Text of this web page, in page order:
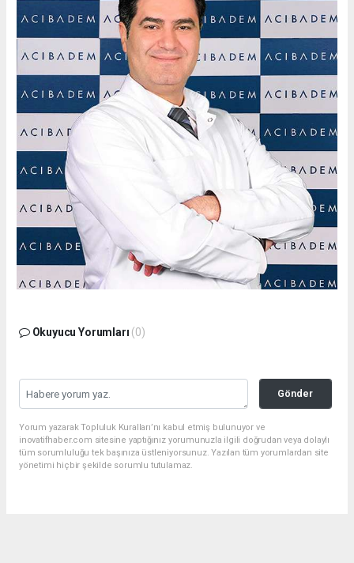
Okuyucu Yorumları (0)
Gönder
Yorum yazarak Topluluk Kuralları’nı kabul etmiş bulunuyor ve
inovatifhaber.com sitesine yaptığınız yorumunuzla ilgili doğrudan veya dolaylı
tüm sorumluluğu tek başınıza üstleniyorsunuz. Yazılan tüm yorumlardan site
yönetimi hiçbir şekilde sorumlu tutulamaz.